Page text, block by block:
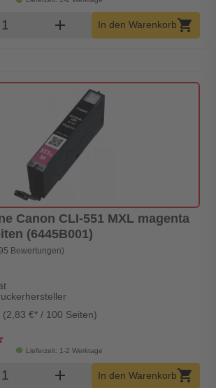
Warenkorb Menge
add In den Warenkorbshopping_cart
Canon CLI-551 MXL magenta
(6445B001)
Bewertungen)
(2,83 €* / 100 Seiten)
Lieferzeit: 1-2 Werktage
Warenkorb Menge
add In den Warenkorb shopping_cart